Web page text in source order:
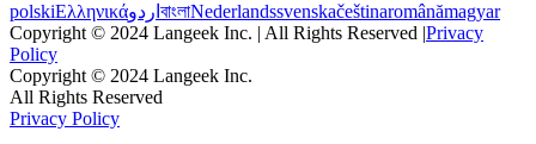
polskiΕλληνικάاردو বাংলাNederlandssvenskačeštinaromânămagyar
Copyright © 2024 Langeek Inc. | All Rights Reserved |Privacy
Policy
Copyright © 2024 Langeek Inc.
All Rights Reserved
Privacy Policy